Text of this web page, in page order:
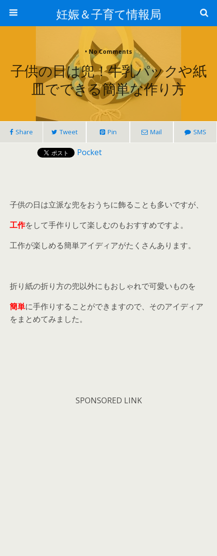
妊娠＆子育て情報局
• No Comments
子供の日は兜！牛乳パックや紙
皿でできる簡単な作り方
Share Tweet Pin Mail SMS
Pocket
子供の日は立派な兜をおうちに飾ることも多いですが、
工作をして手作りして楽しむのもおすすめですよ。
工作が楽しめる簡単アイディアがたくさんあります。
折り紙の折り方の兜以外にもおしゃれで可愛いものを
簡単に手作りすることができますので、そのアイディア
をまとめてみました。
SPONSORED LINK